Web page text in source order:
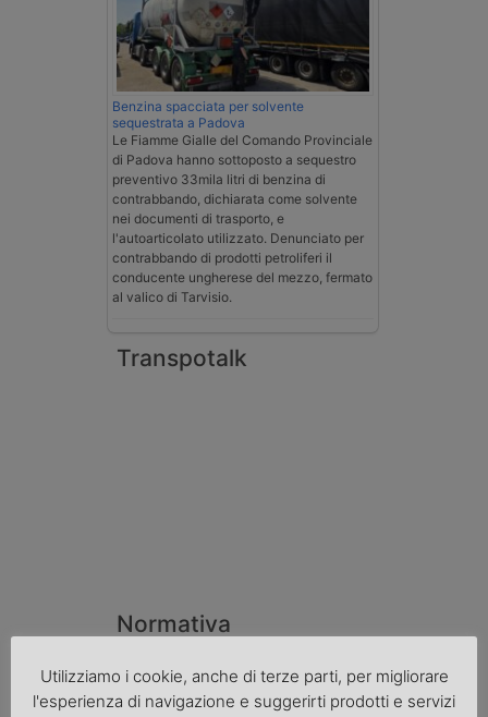
Benzina spacciata per solvente
sequestrata a Padova
Le Fiamme Gialle del Comando Provinciale
di Padova hanno sottoposto a sequestro
preventivo 33mila litri di benzina di
contrabbando, dichiarata come solvente
nei documenti di trasporto, e
l'autoarticolato utilizzato. Denunciato per
contrabbando di prodotti petroliferi il
conducente ungherese del mezzo, fermato
al valico di Tarvisio.
Transpotalk
Normativa
sull’autotrasporto
Utilizziamo i cookie, anche di terze parti, per migliorare
l'esperienza di navigazione e suggerirti prodotti e servizi